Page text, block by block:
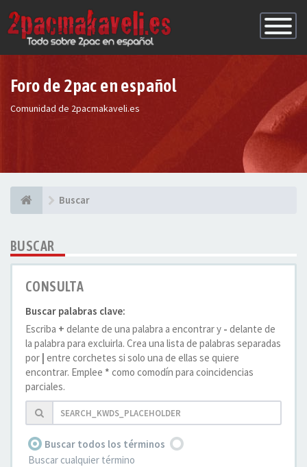
de
Foro de 2pac en español
Comunidad de 2pacmakaveli.es
Buscar
BUSCAR
CONSULTA
Buscar palabras clave:
Escriba + delante de una palabra a encontrar y - delante de
la palabra para excluirla. Crea una lista de palabras separadas
por | entre corchetes si solo una de ellas se quiere
encontrar. Emplee * como comodín para coincidencias
parciales.
Buscar todos los términos
Buscar cualquier término